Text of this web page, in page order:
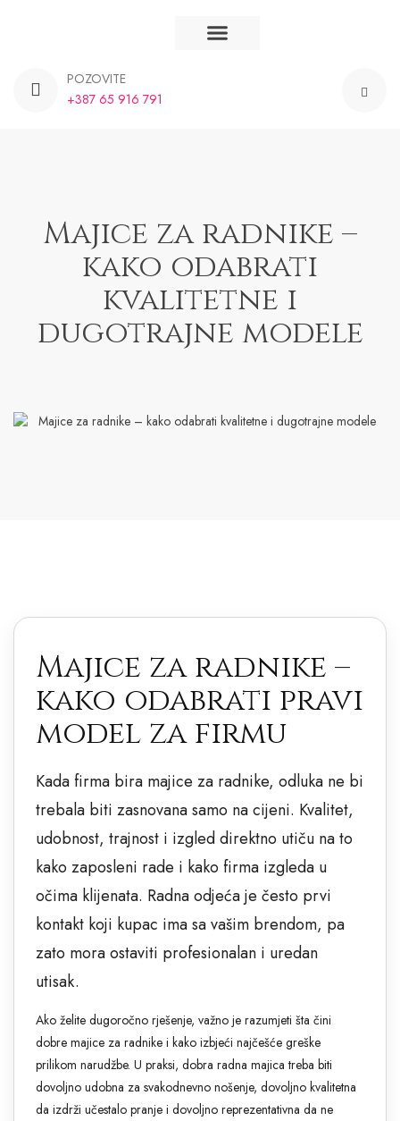
POZOVITE
+387 65 916 791
Majice za radnike –
kako odabrati
kvalitetne i
dugotrajne modele
Majice za radnike –
kako odabrati pravi
model za firmu
Kada firma bira majice za radnike, odluka ne bi
trebala biti zasnovana samo na cijeni. Kvalitet,
udobnost, trajnost i izgled direktno utiču na to
kako zaposleni rade i kako firma izgleda u
očima klijenata. Radna odjeća je često prvi
kontakt koji kupac ima sa vašim brendom, pa
zato mora ostaviti profesionalan i uredan
utisak.
Ako želite dugoročno rješenje, važno je razumjeti šta čini
dobre majice za radnike i kako izbjeći najčešće greške
prilikom narudžbe. U praksi, dobra radna majica treba biti
dovoljno udobna za svakodnevno nošenje, dovoljno kvalitetna
da izdrži učestalo pranje i dovoljno reprezentativna da ne